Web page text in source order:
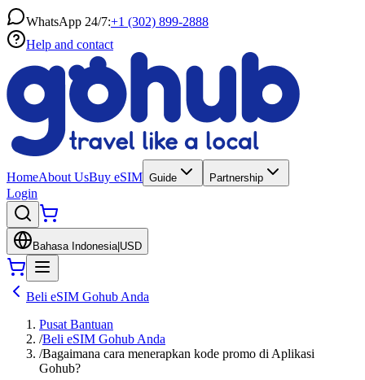
WhatsApp 24/7:+1 (302) 899-2888
Help and contact
HomeAbout UsBuy eSIM Guide Partnership
Login
Bahasa Indonesia| USD
Beli eSIM Gohub Anda
Pusat Bantuan
/Beli eSIM Gohub Anda
/Bagaimana cara menerapkan kode promo di Aplikasi
Gohub?